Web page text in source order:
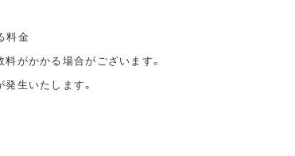
料金
がかかる場合がございます。
生いたします。